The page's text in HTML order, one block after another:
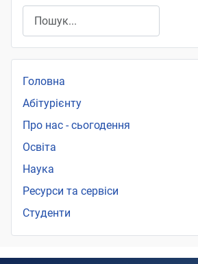
Головна
Абітурієнту
Про нас - сьогодення
Освіта
Наука
Ресурси та сервіси
Студенти